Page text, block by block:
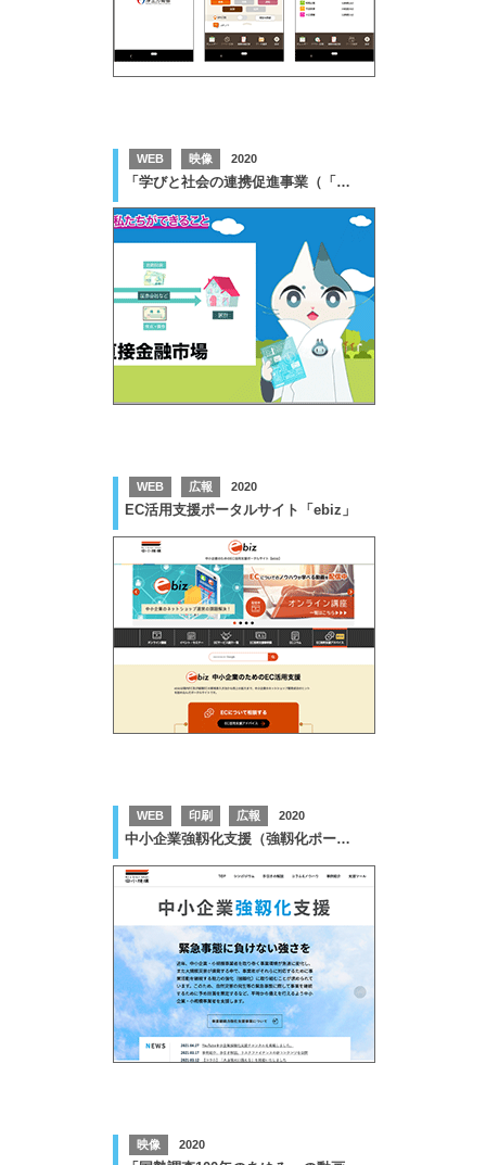
WEB 映像 2020
「学びと社会の連携促進事業（「未来の教室」（学びの場）創出事業）」
WEB 広報 2020
EC活用支援ポータルサイト「ebiz」
WEB 印刷 広報 2020
中小企業強靱化支援（強靱化ポータル）
映像 2020